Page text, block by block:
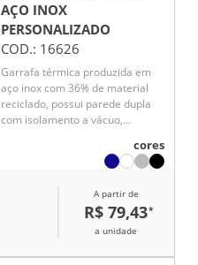
AÇO INOX
PERSONALIZADO
COD.: 16626
Garrafa térmica produzida em
aço inox com 36% de material
reciclado, possui parede dupla
com isolamento a vácuo,
temperatura das bebidas por
mais tempo. Conta com tampa
em inox, unindo praticidade e
sofisticação. Capacidade de até
cores
A partir de
R$ 79,43*
a unidade